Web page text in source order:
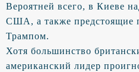
Вероятней всего, в Киеве
США, а также предстоящие
Трампом.
Хотя большинство
американский лидер